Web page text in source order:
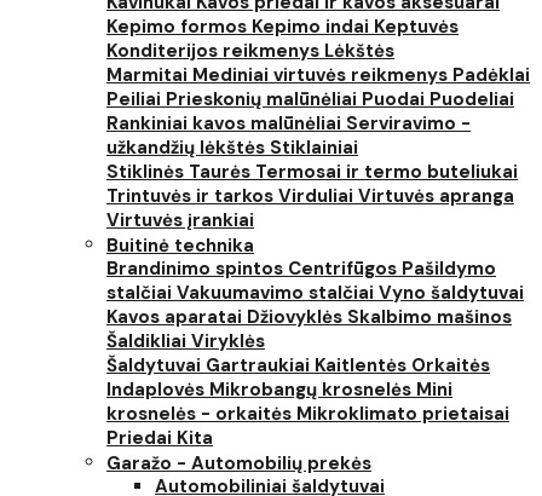
Kepimo formos Kepimo indai Keptuvės
Konditerijos reikmenys Lėkštės
Marmitai Mediniai virtuvės reikmenys Padėklai
Peiliai Prieskonių malūnėliai Puodai Puodeliai
Rankiniai kavos malūnėliai Serviravimo -
užkandžių lėkštės Stiklainiai
Stiklinės Taurės Termosai ir termo buteliukai
Trintuvės ir tarkos Virduliai Virtuvės apranga
Virtuvės įrankiai
Buitinė technika
Brandinimo spintos Centrifūgos Pašildymo
stalčiai Vakuumavimo stalčiai Vyno šaldytuvai
Kavos aparatai Džiovyklės Skalbimo mašinos
Šaldikliai Viryklės
Šaldytuvai Gartraukiai Kaitlentės Orkaitės
Indaplovės Mikrobangų krosnelės Mini
krosnelės - orkaitės Mikroklimato prietaisai
Priedai Kita
Garažo - Automobilių prekės
Automobiliniai šaldytuvai